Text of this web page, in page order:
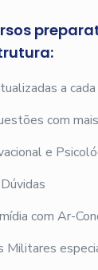
a
com
e
com Ar-
Militares